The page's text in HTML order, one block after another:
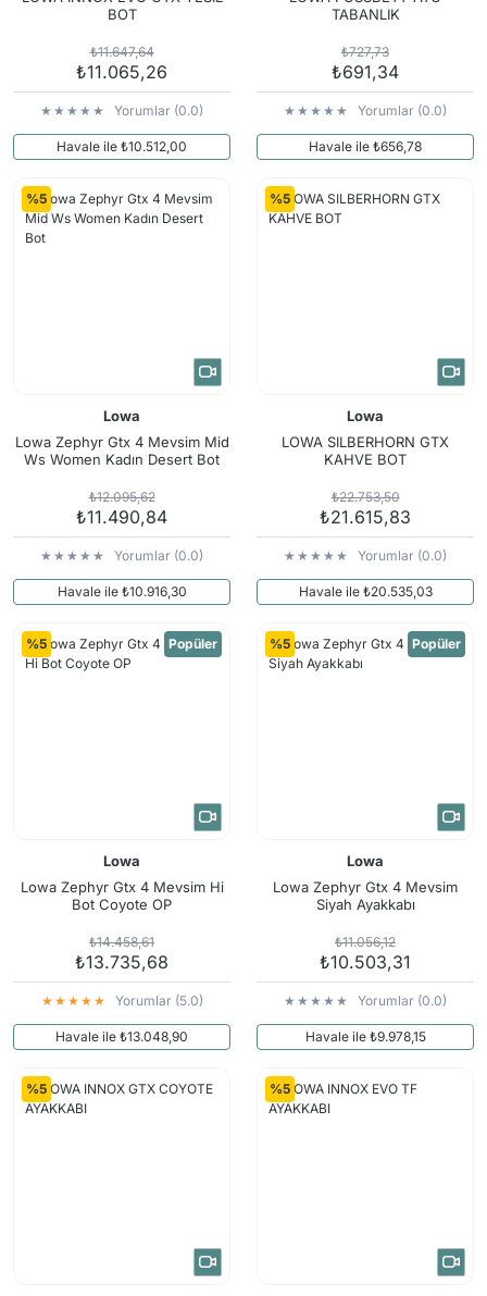
BOT
₺11.647,64
₺11.065,26
Yorumlar (0.0)
Havale ile ₺10.512,00
TABANLIK
₺727,73
₺691,34
Yorumlar (0.0)
Havale ile ₺656,78
%5
Lowa
Lowa Zephyr Gtx 4 Mevsim Mid
Ws Women Kadın Desert Bot
₺12.095,62
₺11.490,84
Yorumlar (0.0)
Havale ile ₺10.916,30
%5
Lowa
LOWA SILBERHORN GTX
KAHVE BOT
₺22.753,50
₺21.615,83
Yorumlar (0.0)
Havale ile ₺20.535,03
%5 Popüler
Lowa
Lowa Zephyr Gtx 4 Mevsim Hi
Bot Coyote OP
₺14.458,61
₺13.735,68
Yorumlar (5.0)
Havale ile ₺13.048,90
%5 Popüler
Lowa
Lowa Zephyr Gtx 4 Mevsim
Siyah Ayakkabı
₺11.056,12
₺10.503,31
Yorumlar (0.0)
Havale ile ₺9.978,15
%5 %5